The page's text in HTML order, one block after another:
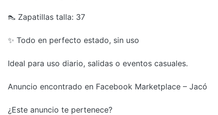
👠 Zapatillas talla: 37
✨ Todo en perfecto estado, sin uso
Ideal para uso diario, salidas o eventos casuales.
Anuncio encontrado en Facebook Marketplace – Jacó
¿Este anuncio te pertenece?